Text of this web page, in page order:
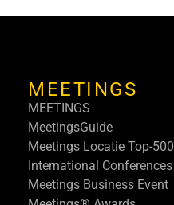
MEETINGS
MEETINGS
MeetingsGuide
Meetings Locatie Top-500
International Conferences
Meetings Business Event